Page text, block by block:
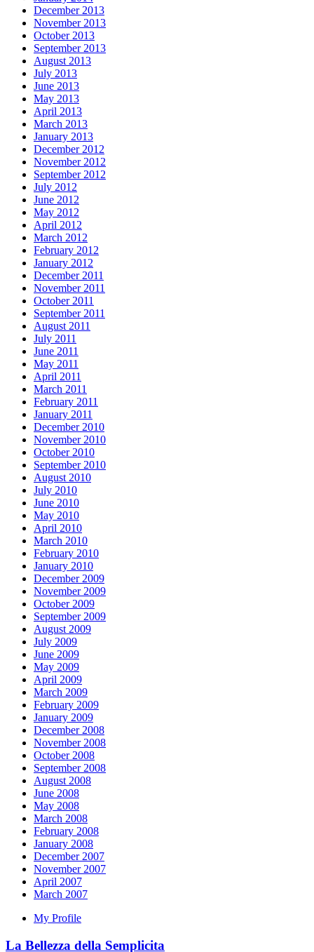
December 2013
November 2013
October 2013
September 2013
August 2013
July 2013
June 2013
May 2013
April 2013
March 2013
January 2013
December 2012
November 2012
September 2012
July 2012
June 2012
May 2012
April 2012
March 2012
February 2012
January 2012
December 2011
November 2011
October 2011
September 2011
August 2011
July 2011
June 2011
May 2011
April 2011
March 2011
February 2011
January 2011
December 2010
November 2010
October 2010
September 2010
August 2010
July 2010
June 2010
May 2010
April 2010
March 2010
February 2010
January 2010
December 2009
November 2009
October 2009
September 2009
August 2009
July 2009
June 2009
May 2009
April 2009
March 2009
February 2009
January 2009
December 2008
November 2008
October 2008
September 2008
August 2008
June 2008
May 2008
March 2008
February 2008
January 2008
December 2007
November 2007
April 2007
March 2007
My Profile
La Bellezza della Semplicita